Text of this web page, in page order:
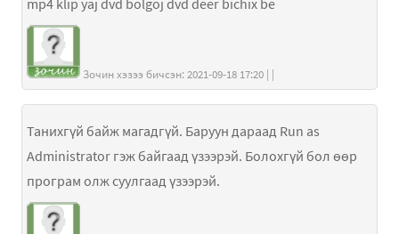
Зочин хэзээ бичсэн: 2021-09-18 17:20 | |
Танихгүй байж магадгүй. Баруун дараад Run as
Administrator гэж байгаад үзээрэй. Болохгүй бол өөр
програм олж суулгаад үзээрэй.